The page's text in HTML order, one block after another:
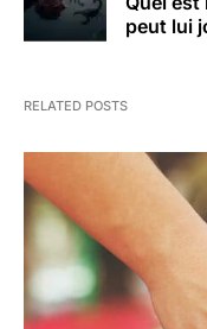
peut lui
RELATED POSTS